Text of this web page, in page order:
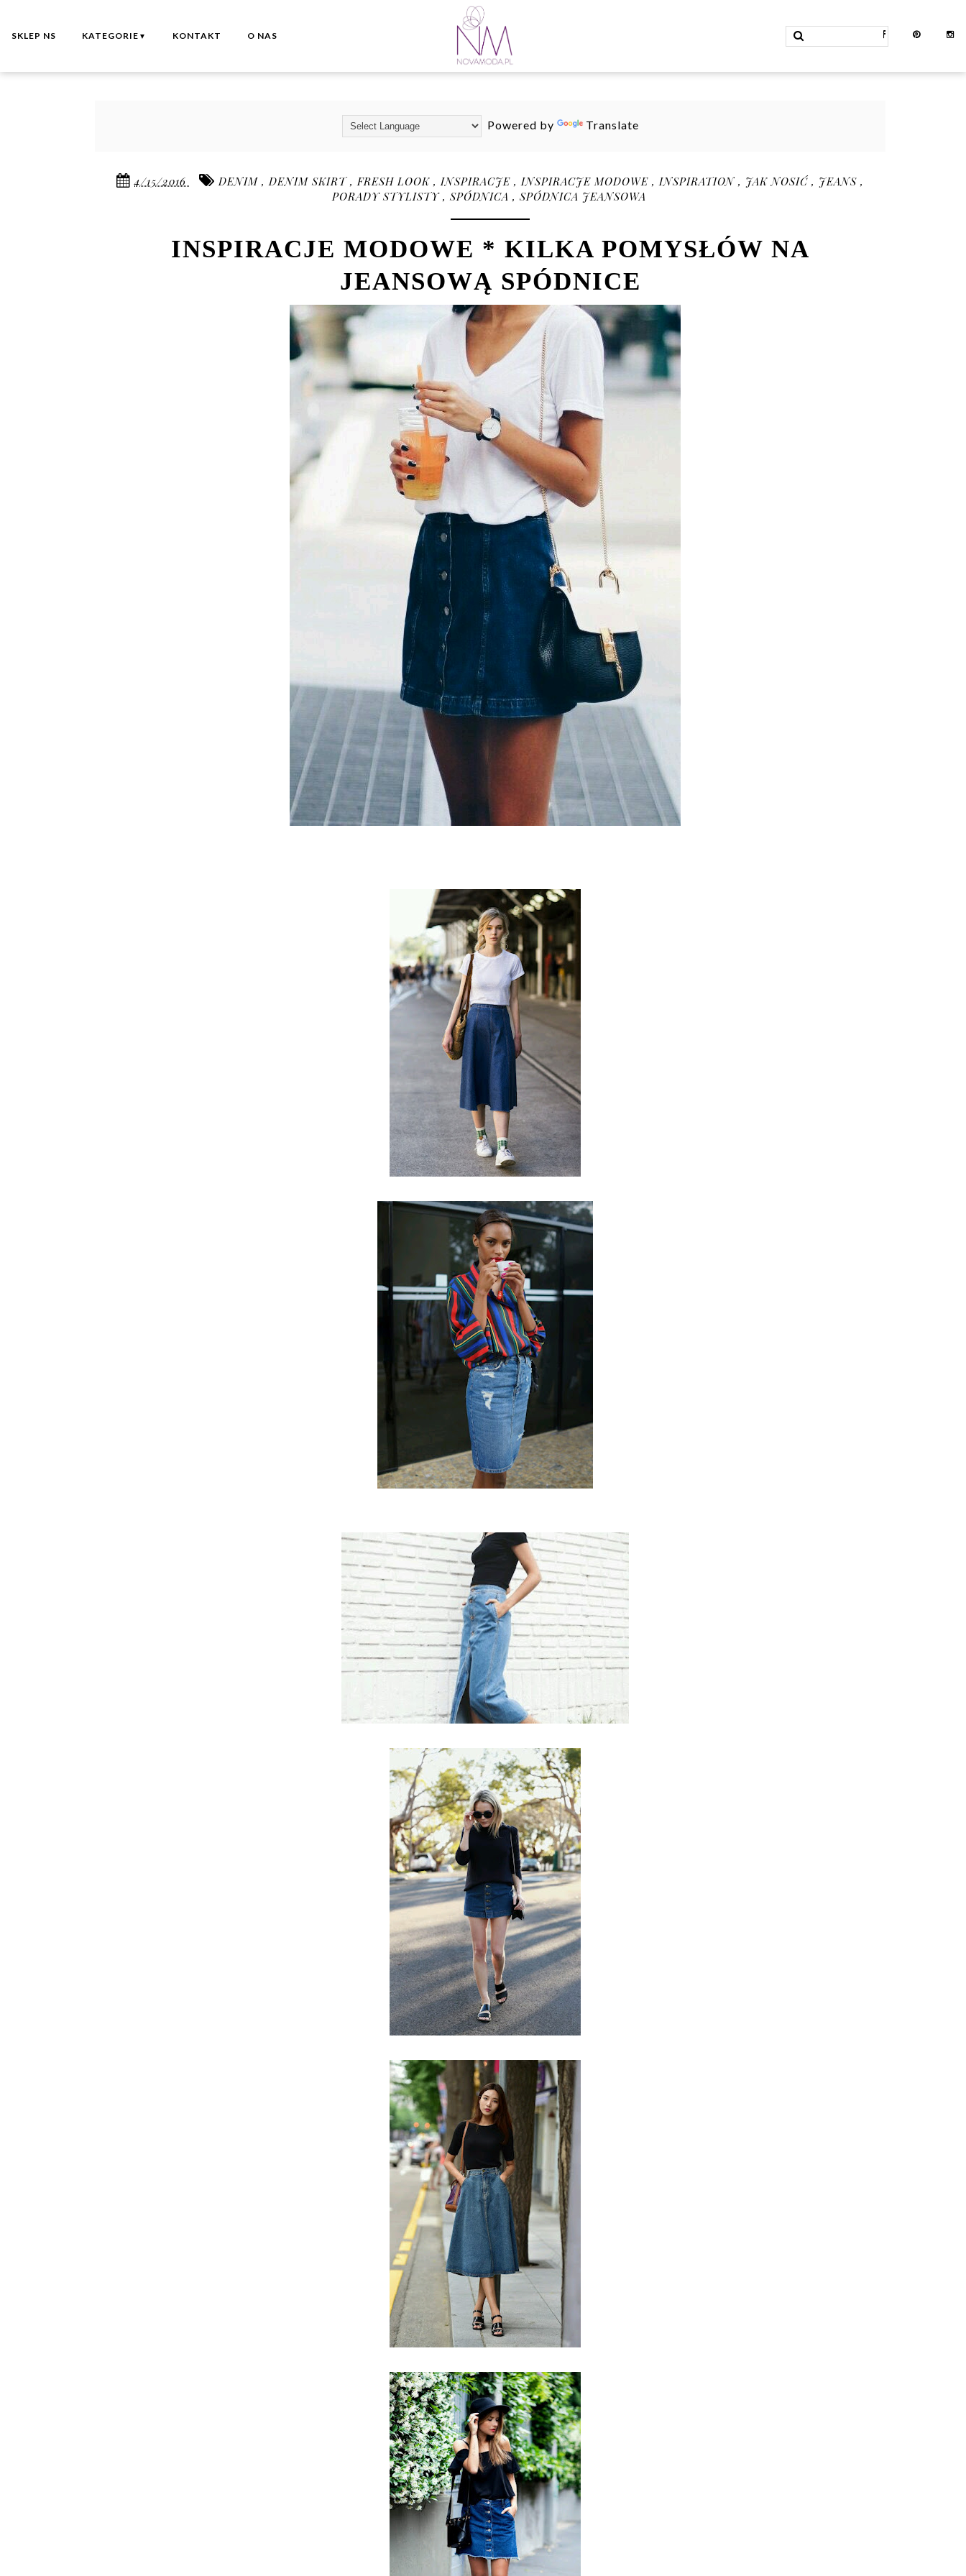
SKLEP NS KATEGORIE ▼ KONTAKT O NAS
Powered by Translate
4/15/2016 DENIM ,DENIM SKIRT ,FRESH LOOK ,INSPIRACJE ,INSPIRACJE MODOWE ,INSPIRATION , JAK NOSIĆ , JEANS ,
PORADY STYLISTY ,SPÓDNICA ,SPÓDNICA JEANSOWA
INSPIRACJE MODOWE * KILKA POMYSŁÓW NA
JEANSOWĄ SPÓDNICE